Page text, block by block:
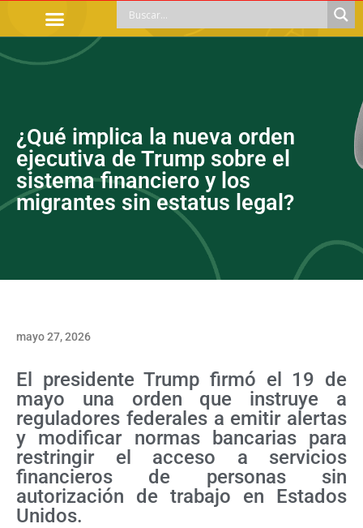
¿Qué implica la nueva orden
ejecutiva de Trump sobre el
sistema financiero y los
migrantes sin estatus legal?
mayo 27, 2026
El presidente Trump firmó el 19 de
mayo una orden que instruye a
reguladores federales a emitir alertas
y modificar normas bancarias para
restringir el acceso a servicios
financieros de personas sin
autorización de trabajo en Estados
Unidos.